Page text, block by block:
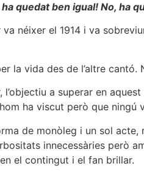
quedat ben igual! No, ha
néixer el 1914 i va
la vida des de l’altre
l’objectiu a superar en
ha viscut però que ningú
de monòleg i un sol
innecessàries però
el contingut i el fan brillar.